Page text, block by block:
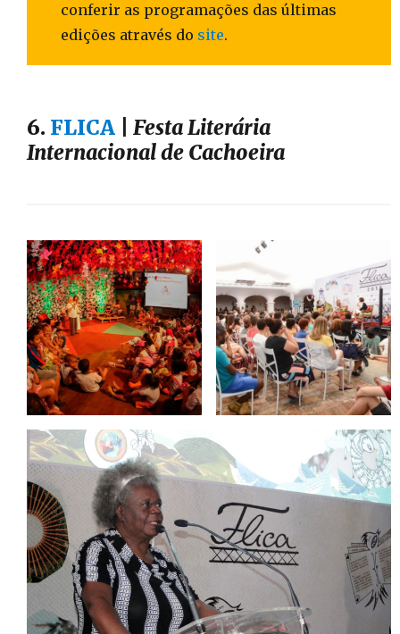
conferir as programações das últimas
edições através do site.
6. FLICA
Festa Literária
Internacional de Cachoeira